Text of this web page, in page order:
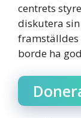
centrets
diskutera
framställdes
borde ha